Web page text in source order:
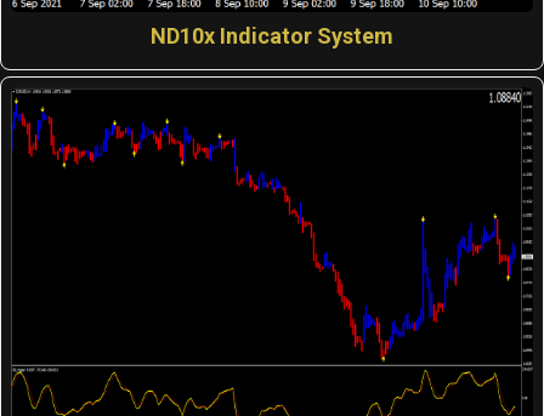
ND10x Indicator System